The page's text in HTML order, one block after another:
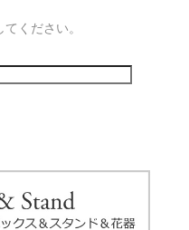
ください。